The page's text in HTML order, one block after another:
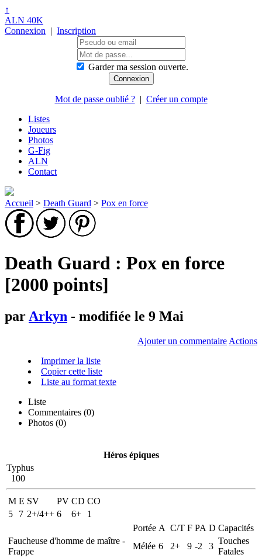
↑
ALN 40K
Connexion | Inscription
Garder ma session ouverte.
Mot de passe oublié ?| Créer un compte
Listes
Joueurs
Photos
G-Fig
ALN
Contact
Accueil > Death Guard > Pox en force
Death Guard : Pox en force
[2000 points]
par Arkyn - modifiée le 9 Mai
Ajouter un commentaire Actions
Imprimer la liste
Copier cette liste
Liste au format texte
Liste
Commentaires (0)
Photos (0)
Héros épiques
Typhus
100
M E SV PV CD CO
5
7 2+/4++ 6 6+
1
Portée A C/T F PA D Capacités
Faucheuse d'homme de maître -
Frappe
Mélée 6 2+ 9 -2 3
Touches
Fatales